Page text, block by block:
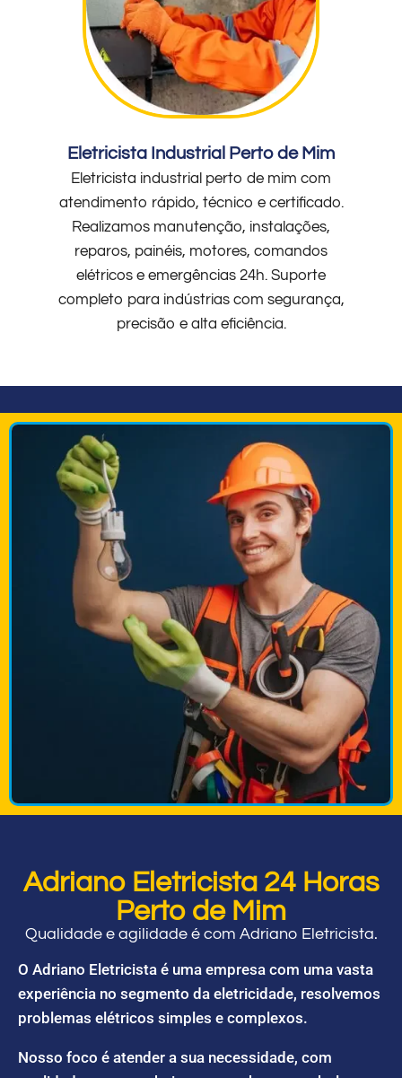
Eletricista Industrial Perto de Mim
Eletricista industrial perto de mim com
atendimento rápido, técnico e certificado.
Realizamos manutenção, instalações,
reparos, painéis, motores, comandos
elétricos e emergências 24h. Suporte
completo para indústrias com segurança,
precisão e alta eficiência.
Adriano Eletricista 24 Horas
Perto de Mim
Qualidade e agilidade é com Adriano Eletricista.
O Adriano Eletricista é uma empresa com uma vasta
experiência no segmento da eletricidade, resolvemos
problemas elétricos simples e complexos.
Nosso foco é atender a sua necessidade, com